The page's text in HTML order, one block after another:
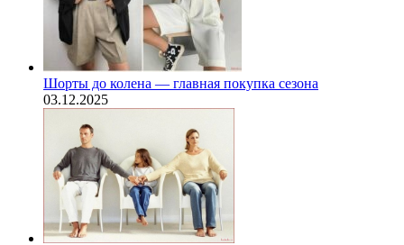
Шорты до колена — главная покупка сезона
03.12.2025